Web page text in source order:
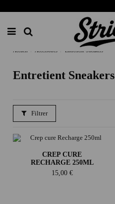
Accueil Accessoires Entretient Sneakers
Entretient Sneakers
Filtrer
CREP CURE
RECHARGE 250ML
15,00 €